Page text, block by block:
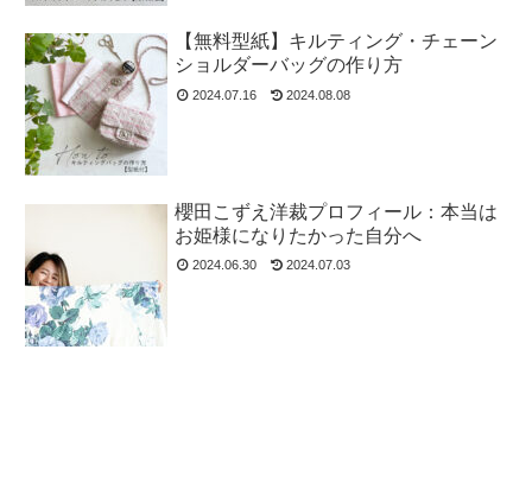
【無料型紙】キルティング・チェーン
ショルダーバッグの作り方
2024.07.16 2024.08.08
櫻田こずえ洋裁プロフィール：本当は
お姫様になりたかった自分へ
2024.06.30 2024.07.03